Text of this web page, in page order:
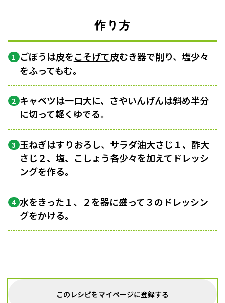
作り方
1 ごぼうは皮をこそげて皮むき器で削り、塩少々
をふってもむ。
2 キャベツは一口大に、さやいんげんは斜め半分
に切って軽くゆでる。
3 玉ねぎはすりおろし、サラダ油大さじ１、酢大
さじ２、塩、こしょう各少々を加えてドレッシ
ングを作る。
4 水をきった１、２を器に盛って３のドレッシン
グをかける。
このレシピをマイページに登録する